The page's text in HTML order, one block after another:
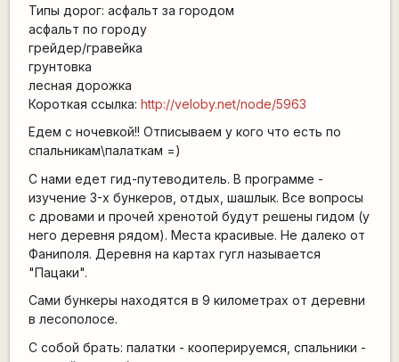
Типы дорог: асфальт за городом
асфальт по городу
грейдер/гравейка
грунтовка
лесная дорожка
Короткая ссылка: http://veloby.net/node/5963
Едем с ночевкой!! Отписываем у кого что есть по
спальникам\палаткам =)
С нами едет гид-путеводитель. В программе -
изучение 3-х бункеров, отдых, шашлык. Все вопросы
с дровами и прочей хренотой будут решены гидом (у
него деревня рядом). Места красивые. Не далеко от
Фаниполя. Деревня на картах гугл называется
"Пацаки".
Сами бункеры находятся в 9 километрах от деревни
в лесополосе.
С собой брать: палатки - кооперируемся, спальники -